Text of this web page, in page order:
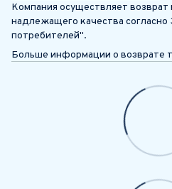
Компания осуществляет возврат
надлежащего качества
потребителей".
Больше информации о возврате